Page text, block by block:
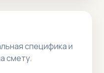
специфика и
смету.